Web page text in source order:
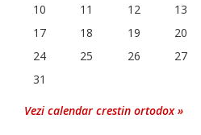
10
11 12 13
17
18 19 20
24
25 26 27
31
Vezi calendar crestin ortodox »